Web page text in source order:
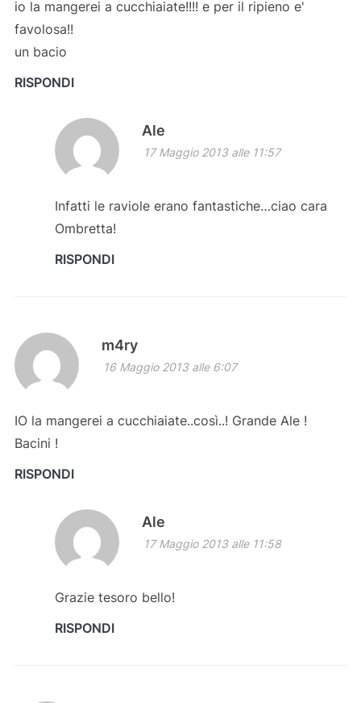
io la mangerei a cucchiaiate!!!! e per il ripieno e'
favolosa!!
un bacio
RISPONDI
Ale
17 Maggio 2013 alle 11:57
Infatti le raviole erano fantastiche…ciao cara
Ombretta!
RISPONDI
m4ry
16 Maggio 2013 alle 6:07
IO la mangerei a cucchiaiate..così..! Grande Ale !
Bacini !
RISPONDI
Ale
17 Maggio 2013 alle 11:58
Grazie tesoro bello!
RISPONDI